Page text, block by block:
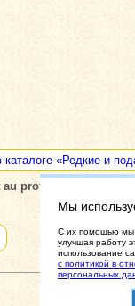
каталоге «Редкие и
profit de l’asile de
Мы
C их помощью мы
улучшая работу
использование
с политикой в
персональных